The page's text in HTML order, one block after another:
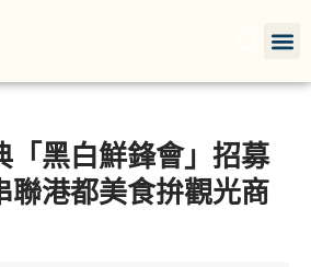
「黑白鮮鋒會」招募
港都美食拚觀光商